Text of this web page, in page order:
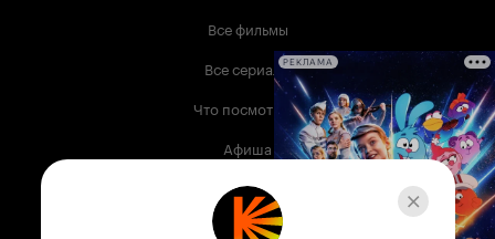
Все фильмы
Все сериалы
Что посмотреть
Афиша
Музыка
Телепрограмма
РЕКЛАМА